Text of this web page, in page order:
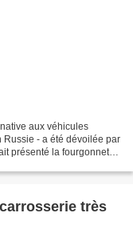
aux véhicules
Russie - a été dévoilée par
présenté la fourgonnette
très